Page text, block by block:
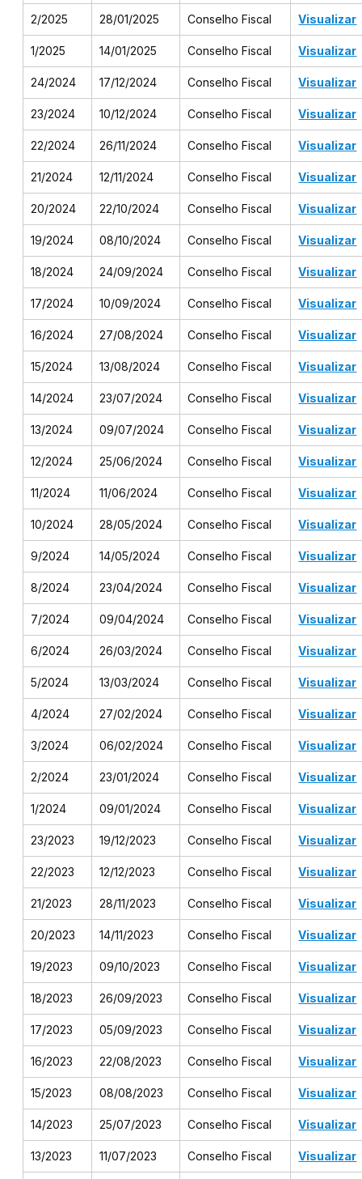
2/2025 28/01/2025 Conselho Fiscal Visualizar
1/2025 14/01/2025 Conselho Fiscal Visualizar
24/2024 17/12/2024 Conselho Fiscal Visualizar
23/2024 10/12/2024 Conselho Fiscal Visualizar
22/2024 26/11/2024 Conselho Fiscal Visualizar
21/2024 12/11/2024 Conselho Fiscal Visualizar
20/2024 22/10/2024 Conselho Fiscal Visualizar
19/2024 08/10/2024 Conselho Fiscal Visualizar
18/2024 24/09/2024 Conselho Fiscal Visualizar
17/2024 10/09/2024 Conselho Fiscal Visualizar
16/2024 27/08/2024 Conselho Fiscal Visualizar
15/2024 13/08/2024 Conselho Fiscal Visualizar
14/2024 23/07/2024 Conselho Fiscal Visualizar
13/2024 09/07/2024 Conselho Fiscal Visualizar
12/2024 25/06/2024 Conselho Fiscal Visualizar
11/2024 11/06/2024 Conselho Fiscal Visualizar
10/2024 28/05/2024 Conselho Fiscal Visualizar
9/2024 14/05/2024 Conselho Fiscal Visualizar
8/2024 23/04/2024 Conselho Fiscal Visualizar
7/2024 09/04/2024 Conselho Fiscal Visualizar
6/2024 26/03/2024 Conselho Fiscal Visualizar
5/2024 13/03/2024 Conselho Fiscal Visualizar
4/2024 27/02/2024 Conselho Fiscal Visualizar
3/2024 06/02/2024 Conselho Fiscal Visualizar
2/2024 23/01/2024 Conselho Fiscal Visualizar
1/2024 09/01/2024 Conselho Fiscal Visualizar
23/2023 19/12/2023 Conselho Fiscal Visualizar
22/2023 12/12/2023 Conselho Fiscal Visualizar
21/2023 28/11/2023 Conselho Fiscal​ Visualizar
20/2023 14/11/2023 Conselho Fiscal​ Visualizar
19/2023 09/10/2023 Conselho Fiscal​ Visualizar
18/2023 26/09/2023 Conselho Fiscal​ Visualizar
17/2023 05/09/2023 Conselho Fiscal​ Visualizar
16/2023 22/08/2023 Conselho Fiscal​ Visualizar
15/2023 08/08/2023 Conselho Fiscal​ Visualizar
14/2023 25/07/2023 Conselho Fiscal​ Visualizar
13/2023 11/07/2023 Conselho Fiscal​ Visualizar